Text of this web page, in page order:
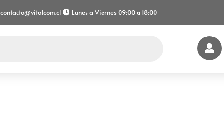
contacto@vitalcom.cl Lunes a Viernes 09:00 a 18:00